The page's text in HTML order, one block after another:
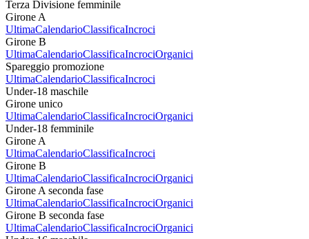
Terza Divisione femminile
Girone A
UltimaCalendarioClassificaIncroci
Girone B
UltimaCalendarioClassificaIncrociOrganici
Spareggio promozione
UltimaCalendarioClassificaIncroci
Under-18 maschile
Girone unico
UltimaCalendarioClassificaIncrociOrganici
Under-18 femminile
Girone A
UltimaCalendarioClassificaIncroci
Girone B
UltimaCalendarioClassificaIncrociOrganici
Girone A seconda fase
UltimaCalendarioClassificaIncrociOrganici
Girone B seconda fase
UltimaCalendarioClassificaIncrociOrganici